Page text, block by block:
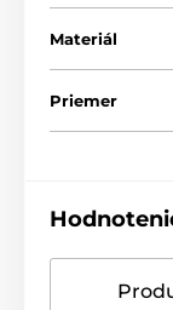
Materiál
Priemer